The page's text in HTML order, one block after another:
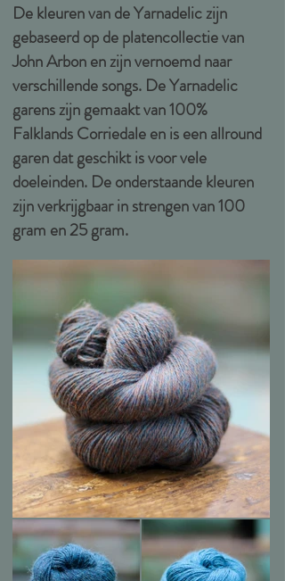
De kleuren van de Yarnadelic zijn
gebaseerd op de platencollectie van
John Arbon en zijn vernoemd naar
verschillende songs. De Yarnadelic
garens zijn gemaakt van 100%
Falklands Corriedale en is een allround
garen dat geschikt is voor vele
doeleinden. De onderstaande kleuren
zijn verkrijgbaar in strengen van 100
gram en 25 gram.